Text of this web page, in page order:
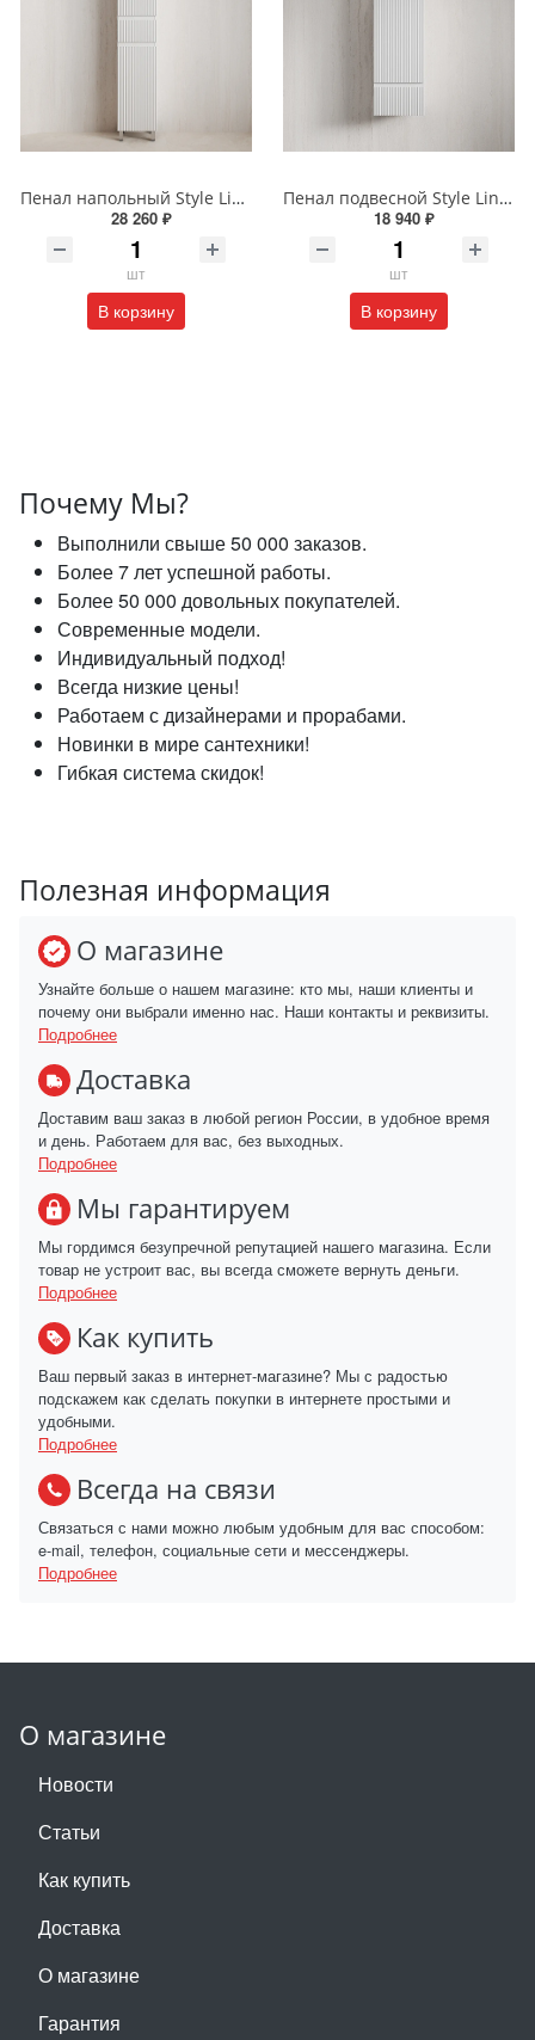
Пенал напольный Style Line МАРОККО 36 см ЛС-00002515 белый матовый
28 260 ₽
шт
В корзину
Пенал подвесной Style Line МАРОККО 36 см ЛС-00002523 белый матовый
18 940 ₽
шт
В корзину
Почему Мы?
Выполнили свыше 50 000 заказов.
Более 7 лет успешной работы.
Более 50 000 довольных покупателей.
Современные модели.
Индивидуальный подход!
Всегда низкие цены!
Работаем с дизайнерами и прорабами.
Новинки в мире сантехники!
Гибкая система скидок!
Полезная информация
О магазине
Узнайте больше о нашем магазине: кто мы, наши клиенты и
почему они выбрали именно нас. Наши контакты и реквизиты.
Подробнее
Доставка
Доставим ваш заказ в любой регион России, в удобное время
и день. Работаем для вас, без выходных.
Подробнее
Мы гарантируем
Мы гордимся безупречной репутацией нашего магазина. Если
товар не устроит вас, вы всегда сможете вернуть деньги.
Подробнее
Как купить
Ваш первый заказ в интернет-магазине? Мы с радостью
подскажем как сделать покупки в интернете простыми и
удобными.
Подробнее
Всегда на связи
Связаться с нами можно любым удобным для вас способом:
e-mail, телефон, социальные сети и мессенджеры.
Подробнее
О магазине
Новости
Статьи
Как купить
Доставка
О магазине
Гарантия